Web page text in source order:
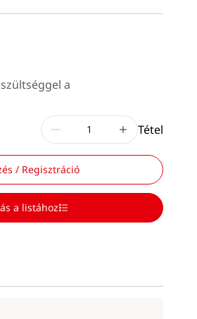
a
Tétel
/ Regisztráció
a listához